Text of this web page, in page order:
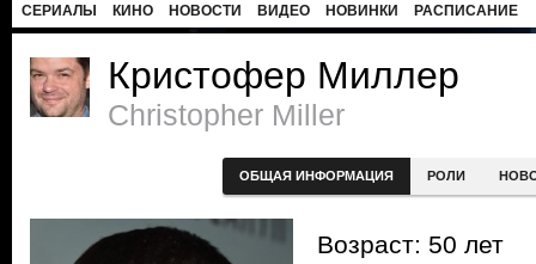
СЕРИАЛЫ КИНО НОВОСТИ ВИДЕО НОВИНКИ РАСПИСАНИЕ
Кристофер Миллер
Christopher Miller
ОБЩАЯ ИНФОРМАЦИЯ РОЛИ
Возраст: 50 лет